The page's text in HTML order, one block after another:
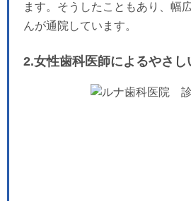
ます。そうしたこともあり、幅
んが通院しています。
2.女性歯科医師によるやさし